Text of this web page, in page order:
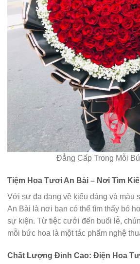
Đẳng Cấp Trong Mỗi
Tiệm Hoa Tươi An Bài – Nơi Tìm
Với sự đa dạng về kiểu dáng và màu
An Bài là nơi bạn có thể tìm thấy bó
sự kiện. Từ tiệc cưới đến buổi lễ,
mỗi bức hoa là một tác phẩm nghệ
Chất Lượng Đỉnh Cao: Điện Hoa